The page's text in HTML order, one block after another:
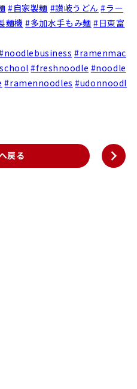
#自家製麺 #讃岐うどん #ラー
麺機 #多加水手もみ麺 #日東富
#ramenmac
#freshnoodle #noodle
#ramennoodles #udonnoodl
戻る